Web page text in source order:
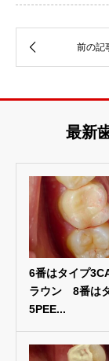
最新
6番はタイプ
ラウン 8番は
5PEE...